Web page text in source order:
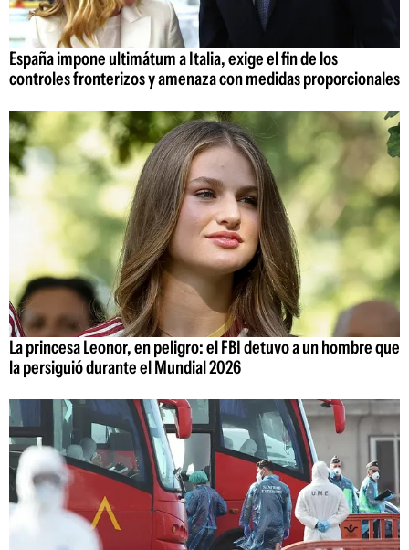
España impone ultimátum a Italia, exige el fin de los
controles fronterizos y amenaza con medidas proporcionales
La princesa Leonor, en peligro: el FBI detuvo a un hombre que
la persiguió durante el Mundial 2026